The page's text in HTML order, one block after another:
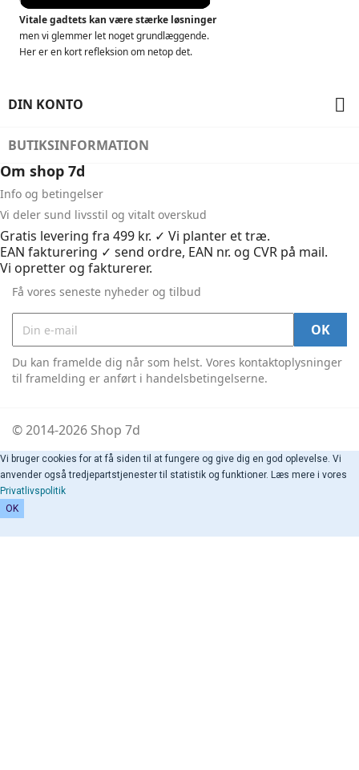
Vitale gadtets kan være stærke løsninger
men vi glemmer let noget grundlæggende.
Her er en kort refleksion om netop det.
DIN KONTO 
BUTIKSINFORMATION
Om shop 7d
Info og betingelser
Vi deler sund livsstil og vitalt overskud
Gratis levering fra 499 kr. ✓ Vi planter et træ.
EAN fakturering ✓ send ordre, EAN nr. og CVR på mail.
Vi opretter og fakturerer.
Få vores seneste nyheder og tilbud
Du kan framelde dig når som helst. Vores kontaktoplysninger
til framelding er anført i handelsbetingelserne.
© 2014-2026 Shop 7d
Vi bruger cookies for at få siden til at fungere og give dig en god oplevelse. Vi
anvender også tredjepartstjenester til statistik og funktioner. Læs mere i vores
Privatlivspolitik
OK